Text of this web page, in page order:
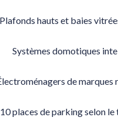
Plafonds hauts et baies
Systèmes domotiques
de marques
places de parking selon